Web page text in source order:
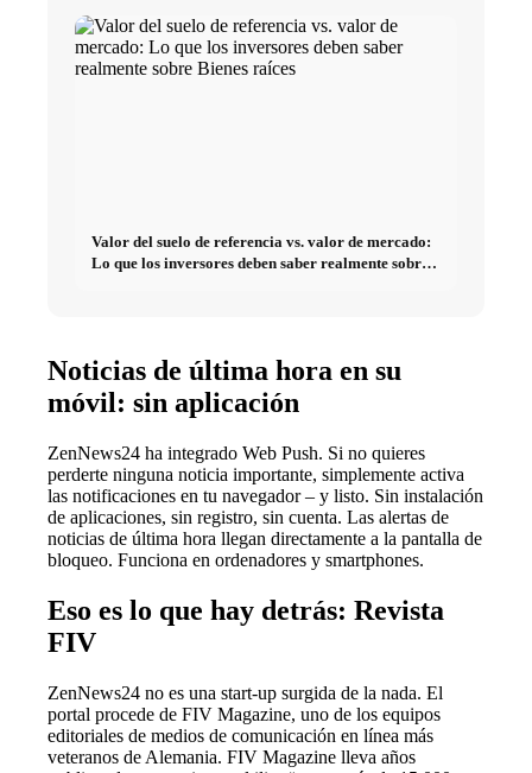
Valor del suelo de referencia vs. valor de mercado:
Lo que los inversores deben saber realmente sobre
Noticias de última hora en su
móvil: sin aplicación
ZenNews24 ha integrado Web Push. Si no quieres
perderte ninguna noticia importante, simplemente activa
las notificaciones en tu navegador – y listo. Sin instalación
de aplicaciones, sin registro, sin cuenta. Las alertas de
noticias de última hora llegan directamente a la pantalla de
bloqueo. Funciona en ordenadores y smartphones.
Eso es lo que hay detrás: Revista
FIV
ZenNews24 no es una start-up surgida de la nada. El
portal procede de FIV Magazine, uno de los equipos
editoriales de medios de comunicación en línea más
veteranos de Alemania. FIV Magazine lleva años